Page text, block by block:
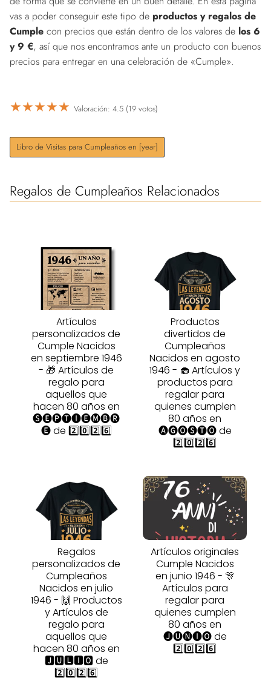
vas a poder conseguir este tipo de productos y regalos de
Cumple con precios que están dentro de los valores de los 6
y 9 €, así que nos encontramos ante un producto con buenos
precios para entregar en una celebración de «Cumple».
★★★★★ Valoración: 4.5 (19 votos)
Libro de Visitas para Cumpleaños en [year]
Regalos de Cumpleaños Relacionados
Artículos
personalizados de
Cumple Nacidos
en septiembre 1946
- 🎁 Artículos de
regalo para
aquellos que
hacen 80 años en
🅢🅔🅟🅣🅘🅔🅜🅑🅡
🅔 de 2️⃣0️⃣2️⃣6️⃣
Productos
divertidos de
Cumpleaños
Nacidos en agosto
1946 - 🧁 Artículos y
productos para
regalar para
quienes cumplen
80 años en
🅐🅖🅞🅢🅣🅞 de
2️⃣0️⃣2️⃣6️⃣
Regalos
personalizados de
Cumpleaños
Nacidos en julio
1946 - 🙌 Productos
y Artículos de
regalo para
aquellos que
hacen 80 años en
🅹🆄🅻🅸🅾 de
2️⃣0️⃣2️⃣6️⃣
Artículos originales
Cumple Nacidos
en junio 1946 - 🎊
Artículos para
regalar para
quienes cumplen
80 años en
🅙🅤🅝🅘🅞 de
2️⃣0️⃣2️⃣6️⃣